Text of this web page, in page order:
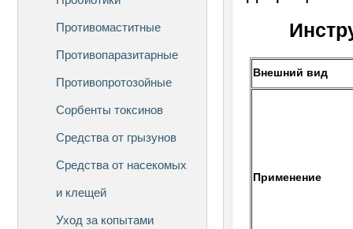
Противомаститные
Противопаразитарные
Противопротозойные
Сорбенты токсинов
Средства от грызунов
Средства от насекомых
и клещей
Уход за копытами
Внешний вид
Применение